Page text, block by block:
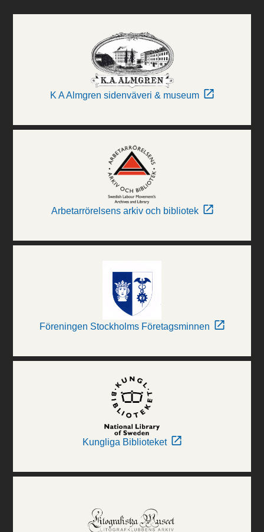
K A Almgren sidenväveri & museum
Arbetarrörelsens arkiv och bibliotek
Föreningen Stockholms Företagsminnen
Kungliga Biblioteket